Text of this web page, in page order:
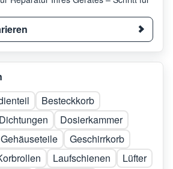
Besteckkorb
Dichtungen
Dosierkammer
Gehäuseteile
Geschirrkorb
Laufschienen
Lüfter